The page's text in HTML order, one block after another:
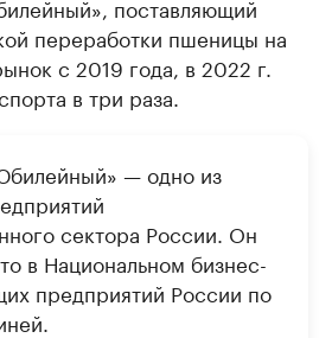
поставляющий
переработки пшеницы на
с 2019 года, в 2022 г.
в три раза.
— одно из
сектора России. Он
в Национальном бизнес-
предприятий России по